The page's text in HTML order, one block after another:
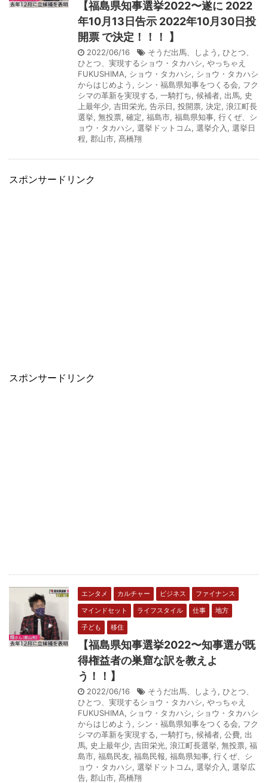
【福島県知事選挙2022〜遂に 2022
年10月13日告示 2022年10月30日投
開票 で決定！！！ 】
2022/06/16 そうだ出馬、しよう , ひとつ、
ひとつ、実現するショウ・タカハシ, やっちゃえ
FUKUSHIMA, ショウ・タカハシ, ショウ・タカハシ
からはじめよう , シン・福島県知事をつくる会, フク
シマの革新を実現する, 一騎打ち, 候補者, 出馬, 史
上最年少, 吉田栄光, 告示日, 投開票, 決定, 浪江町長
選挙, 無投票, 確定, 福島市, 福島県知事, 行くぜ、シ
ョウ・タカハシ, 選挙ドットコム, 選挙介入 , 選挙日
程, 郡山市, 髙橋翔
スポンサードリンク
スポンサードリンク
エンタメ カルチャー ビジネス
ファイナンス
マインドセット
ライフスタイル 仕事
地方
子ども
移住
【福島県知事選挙2022〜知事選が既
得権益者の巣窟な訳を教えよ
う！！】
2022/06/16 そうだ出馬、しよう , ひとつ、
ひとつ、実現するショウ・タカハシ, やっちゃえ
FUKUSHIMA, ショウ・タカハシ, ショウ・タカハシ
からはじめよう , シン・福島県知事をつくる会, フク
シマの革新を実現する, 一騎打ち, 候補者, 公費, 出
馬, 史上最年少, 吉田栄光, 浪江町長選挙, 無投票, 福
島市, 福島民友, 福島民報, 福島県知事, 行くぜ、シ
ョウ・タカハシ, 選挙ドットコム, 選挙介入 , 選挙広
告, 郡山市, 髙橋翔